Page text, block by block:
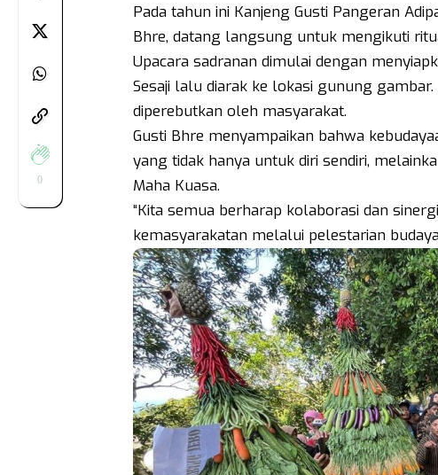
0
Pada tahun ini Kanjeng Gusti Pangeran
Bhre, datang langsung untuk mengikuti
Upacara sadranan dimulai dengan
Sesaji lalu diarak ke lokasi gunung
diperebutkan oleh masyarakat.
Gusti Bhre menyampaikan bahwa
yang tidak hanya untuk diri sendiri,
Maha Kuasa.
“Kita semua berharap kolaborasi dan
kemasyarakatan melalui pelestarian